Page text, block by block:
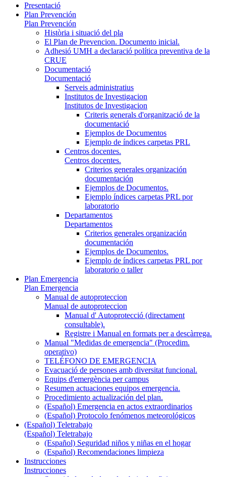
Presentació
Plan Prevención
Plan Prevención
Història i situació del pla
El Plan de Prevencion. Documento inicial.
Adhesió UMH a declaració política preventiva de la
CRUE
Documentació
Documentació
Serveis administratius
Institutos de Investigacion
Institutos de Investigacion
Criteris generals d'organització de la
documentació
Ejemplos de Documentos
Ejemplo de índices carpetas PRL
Centros docentes.
Centros docentes.
Criterios generales organización
documentación
Ejemplos de Documentos.
Ejemplo índices carpetas PRL por
laboratorio
Departamentos
Departamentos
Criterios generales organización
documentación
Ejemplos de Documentos.
Ejemplo de índices carpetas PRL por
laboratorio o taller
Plan Emergencia
Plan Emergencia
Manual de autoproteccion
Manual de autoproteccion
Manual d' Autoprotecció (directament
consultable).
Registre i Manual en formats per a descàrrega.
Manual "Medidas de emergencia" (Procedim.
operativo)
TELÉFONO DE EMERGENCIA
Evacuació de persones amb diversitat funcional.
Equips d'emergència per campus
Resumen actuaciones equipos emergencia.
Procedimiento actualización del plan.
(Español) Emergencia en actos extraordinarios
(Español) Protocolo fenómenos meteorológicos
(Español) Teletrabajo
(Español) Teletrabajo
(Español) Seguridad niños y niñas en el hogar
(Español) Recomendaciones limpieza
Instrucciones
Instrucciones